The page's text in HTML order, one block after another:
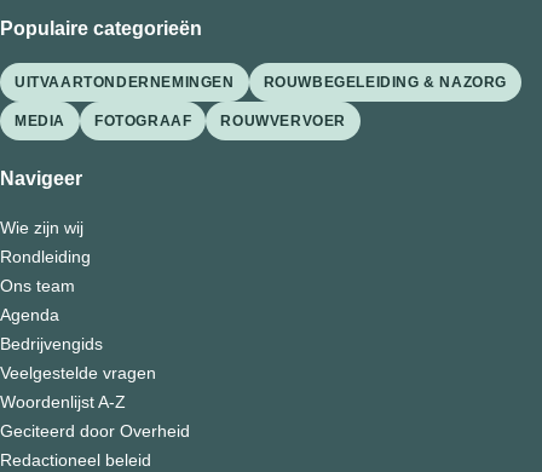
Populaire categorieën
UITVAARTONDERNEMINGEN ROUWBEGELEIDING & NAZORG
MEDIA FOTOGRAAF ROUWVERVOER
Navigeer
Wie zijn wij
Rondleiding
Ons team
Agenda
Bedrijvengids
Veelgestelde vragen
Woordenlijst A-Z
Geciteerd door Overheid
Redactioneel beleid